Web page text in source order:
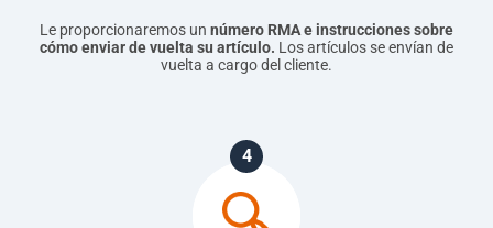
Le proporcionaremos un número RMA e instrucciones sobre
cómo enviar de vuelta su artículo. Los artículos se envían de
vuelta a cargo del cliente.
4